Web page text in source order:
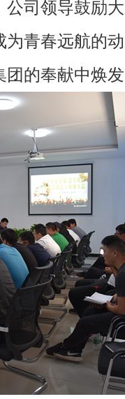
司领导鼓励
青春远航的
的奉献中焕发